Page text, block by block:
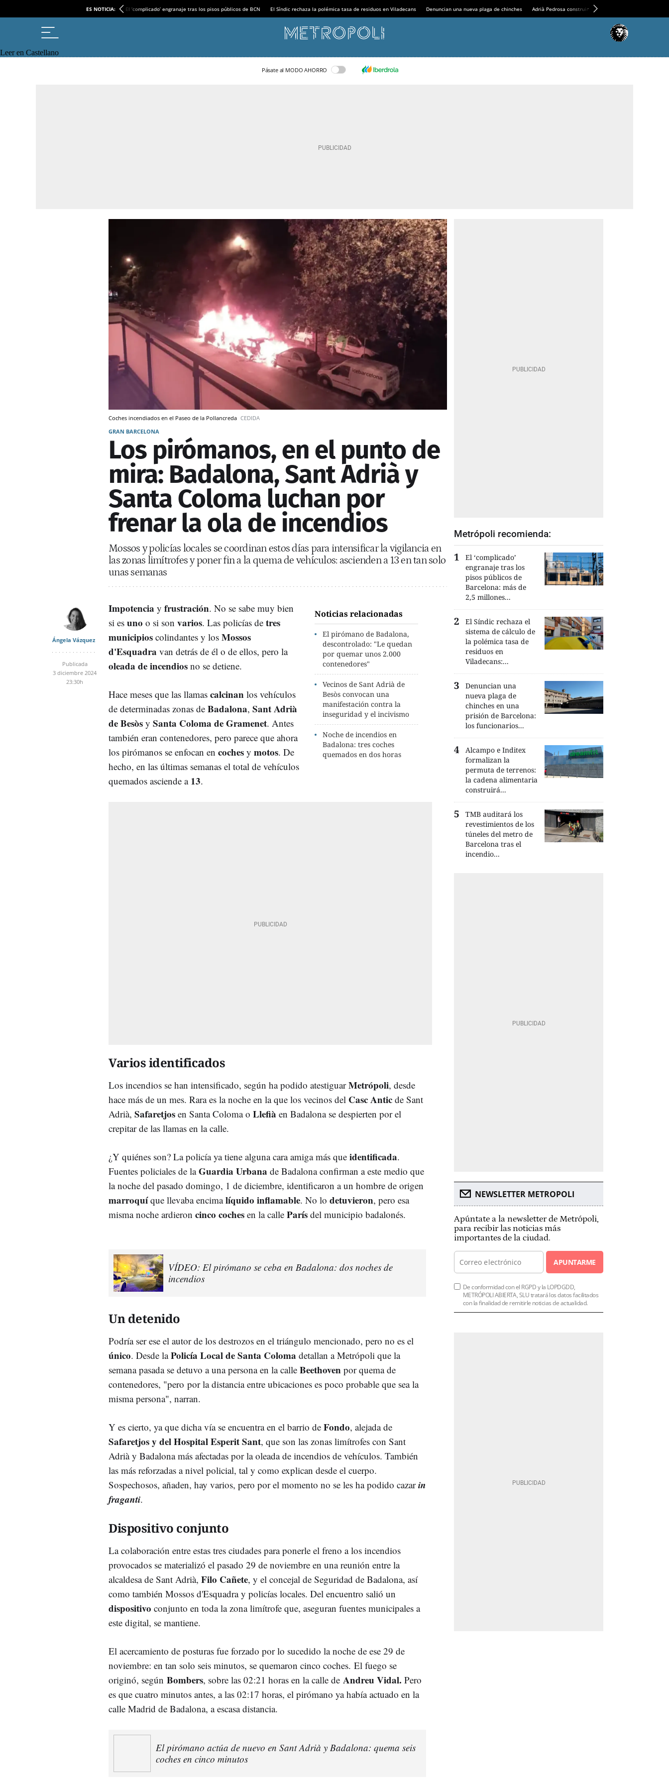
ES NOTICIA: El ‘complicado’ engranaje tras los pisos públicos de BCN El Síndic rechaza la polémica tasa de residuos en Viladecans Denuncian una nueva plaga de chinches Adrià Pedrosa construirá la nueva residencia en el
Leer en Castellano
Pásate al MODO AHORRO
Coches incendiados en el Paseo de la Pollancreda CEDIDA
GRAN BARCELONA
Los pirómanos, en el punto de
mira: Badalona, Sant Adrià y
Santa Coloma luchan por
frenar la ola de incendios
Mossos y policías locales se coordinan estos días para intensificar la vigilancia en
las zonas limítrofes y poner fin a la quema de vehículos: ascienden a 13 en tan solo
unas semanas
Ángela Vázquez
Publicada
3 diciembre 2024
23:30h
Noticias relacionadas
El pirómano de Badalona,
descontrolado: "Le quedan
por quemar unos 2.000
contenedores"
Vecinos de Sant Adrià de
Besòs convocan una
manifestación contra la
inseguridad y el incivismo
Noche de incendios en
Badalona: tres coches
quemados en dos horas
Impotencia y frustración. No se sabe muy bien
si es uno o si son varios. Las policías de tres
municipios colindantes y los Mossos
d'Esquadra van detrás de él o de ellos, pero la
oleada de incendios no se detiene.
Hace meses que las llamas calcinan los vehículos
de determinadas zonas de Badalona, Sant Adrià
de Besòs y Santa Coloma de Gramenet. Antes
también eran contenedores, pero parece que ahora
los pirómanos se enfocan en coches y motos. De
hecho, en las últimas semanas el total de vehículos
quemados asciende a 13.
Varios identificados
Los incendios se han intensificado, según ha podido atestiguarMetrópoli, desde
hace más de un mes. Rara es la noche en la que los vecinos del Casc Antic de Sant
Adrià, Safaretjos en Santa Coloma o Llefià en Badalona se despierten por el
crepitar de las llamas en la calle.
¿Y quiénes son? La policía ya tiene alguna cara amiga más que identificada.
Fuentes policiales de laGuardia Urbana de Badalona confirman a este medio que
la noche del pasado domingo, 1 de diciembre, identificaron a un hombre de origen
marroquíque llevaba encimalíquido inflamable. No lo detuvieron, pero esa
misma noche ardieron cinco coches en la calle París del municipio badalonés.
VÍDEO: El pirómano se ceba en Badalona: dos noches de
incendios
Un detenido
Podría ser ese el autor de los destrozos en el triángulo mencionado, pero no es el
único. Desde laPolicía Local de Santa Coloma detallan a Metrópoli que la
semana pasada se detuvo a una persona en la calle Beethoven por quema de
contenedores, "pero por la distancia entre ubicaciones es poco probable que sea la
misma persona", narran.
Y es cierto, ya que dicha vía se encuentra en el barrio de Fondo, alejada de
Safaretjos y del Hospital Esperit Sant, que son las zonas limítrofes con Sant
Adrià y Badalona más afectadas por la oleada de incendios de vehículos. También
las más reforzadas a nivel policial, tal y como explican desde el cuerpo.
Sospechosos, añaden, hay varios, pero por el momento no se les ha podido cazarin
fraganti.
Dispositivo conjunto
La colaboración entre estas tres ciudades para ponerle el freno a los incendios
provocados se materializó el pasado 29 de noviembre en una reunión entre la
alcaldesa de Sant Adrià, Filo Cañete, y el concejal de Seguridad de Badalona, así
como también Mossos d'Esquadra y policías locales. Del encuentro salió un
dispositivo conjunto en toda la zona limítrofe que, aseguran fuentes municipales a
este digital, se mantiene.
El acercamiento de posturas fue forzado por lo sucedido la noche de ese 29 de
noviembre: en tan solo seis minutos, se quemaron cinco coches. El fuego se
originó, según Bombers, sobre las 02:21 horas en la calle de Andreu Vidal. Pero
es que cuatro minutos antes, a las 02:17 horas, el pirómano ya había actuado en la
calle Madrid de Badalona, a escasa distancia.
El pirómano actúa de nuevo en Sant Adrià y Badalona: quema seis
coches en cinco minutos
Metrópoli recomienda:
El ‘complicado’
engranaje tras los
pisos públicos de
Barcelona: más de
2,5 millones...
El Síndic rechaza el
sistema de cálculo de
la polémica tasa de
residuos en
Viladecans:...
Denuncian una
nueva plaga de
chinches en una
prisión de Barcelona:
los funcionarios...
Alcampo e Inditex
formalizan la
permuta de terrenos:
la cadena alimentaria
construirá...
TMB auditará los
revestimientos de los
túneles del metro de
Barcelona tras el
incendio...
NEWSLETTER METROPOLI
Apúntate a la newsletter de Metrópoli,
para recibir las noticias más
importantes de la ciudad.
APUNTARME
De conformidad con el RGPD y la LOPDGDD,
METRÓPOLI ABIERTA, SLU tratará los datos facilitados
con la finalidad de remitirle noticias de actualidad.